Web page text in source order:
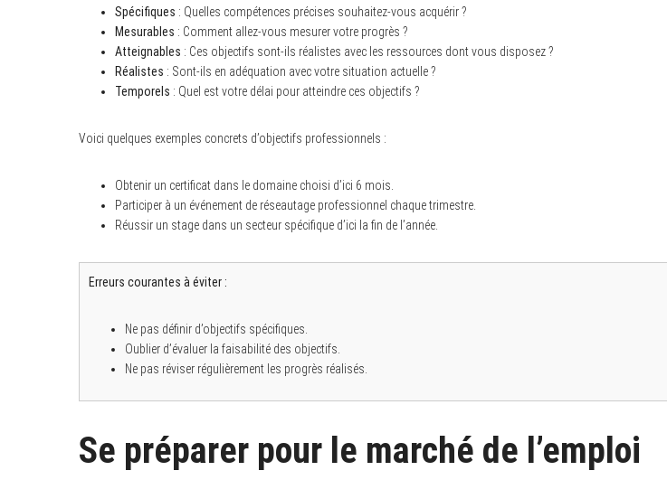
Spécifiques : Quelles compétences précises souhaitez-vous acquérir ?
Mesurables : Comment allez-vous mesurer votre progrès ?
Atteignables : Ces objectifs sont-ils réalistes avec les ressources dont vous disposez ?
Réalistes : Sont-ils en adéquation avec votre situation actuelle ?
Temporels : Quel est votre délai pour atteindre ces objectifs ?
Voici quelques exemples concrets d’objectifs professionnels :
Obtenir un certificat dans le domaine choisi d’ici 6 mois.
Participer à un événement de réseautage professionnel chaque trimestre.
Réussir un stage dans un secteur spécifique d’ici la fin de l’année.
Erreurs courantes à éviter :
Ne pas définir d’objectifs spécifiques.
Oublier d’évaluer la faisabilité des objectifs.
Ne pas réviser régulièrement les progrès réalisés.
Se préparer pour le marché de l’emploi